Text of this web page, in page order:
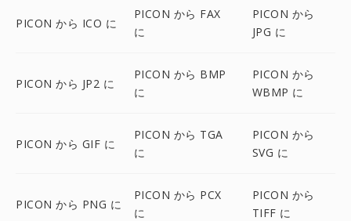
PICON から ICO に
PICON から FAX
に
PICON から
JPG に
PICON から JP2 に
PICON から BMP
に
PICON から
WBMP に
PICON から GIF に
PICON から TGA
に
PICON から
SVG に
PICON から PNG に
PICON から PCX
に
PICON から
TIFF に